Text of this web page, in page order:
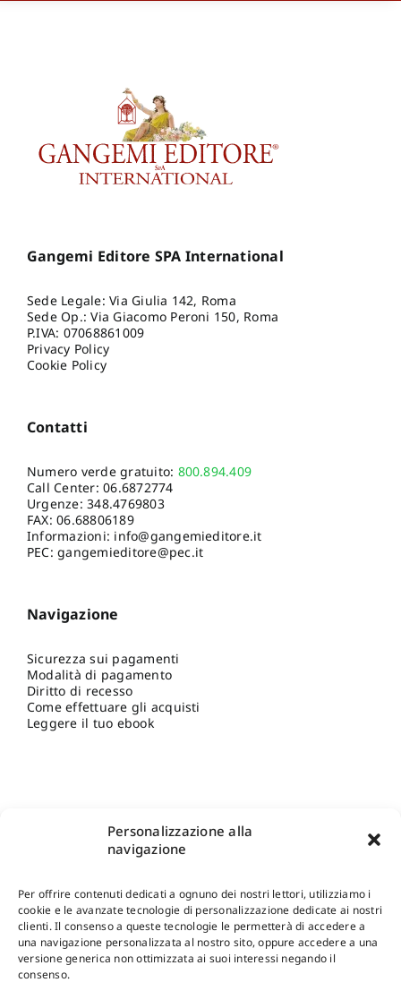
Personalizzazione alla
navigazione
Per offrire contenuti dedicati a ognuno dei nostri lettori, utilizziamo i
cookie e le avanzate tecnologie di personalizzazione dedicate ai nostri
clienti. Il consenso a queste tecnologie le permetterà di accedere a
una navigazione personalizzata al nostro sito, oppure accedere a una
versione generica non ottimizzata ai suoi interessi negando il
consenso.
Gangemi Editore SPA International
Sede Legale: Via Giulia 142, Roma
Sede Op.: Via Giacomo Peroni 150, Roma
P.IVA: 07068861009
Privacy Policy
Cookie Policy
Contatti
Numero verde gratuito: 800.894.409
Call Center:06.6872774
Urgenze:348.4769803
FAX: 06.68806189
Informazioni: info@gangemieditore.it
PEC: gangemieditore@pec.it
Navigazione
Sicurezza sui pagamenti
Modalità di pagamento
Diritto di recesso
Come effettuare gli acquisti
Leggere il tuo ebook
Shop Gangemi Editore-Pagamenti Sicuri e anche Rateali